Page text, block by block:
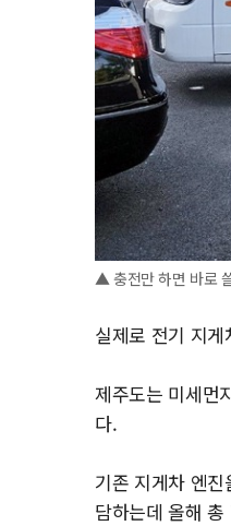
▲ 충전만 하면 바로
실제로 전기 지
제주도는 미세먼
다.
기존 지게차 엔
담하는데 올해